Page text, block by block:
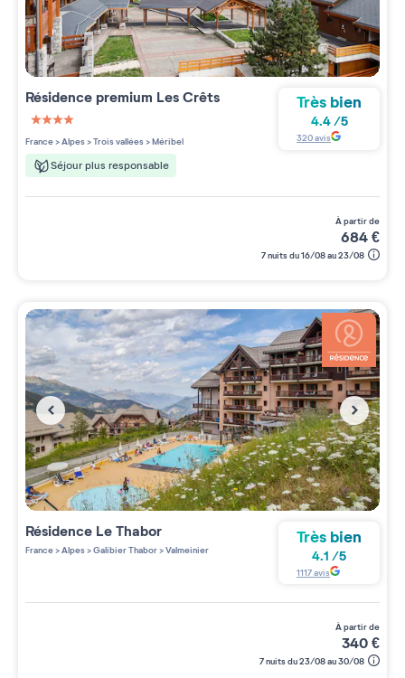
Résidence premium Les Crêts
4 étoiles sur 5
France>Alpes>Trois vallées>Méribel
Séjour plus responsable
Très bien
4.4/5
320avis
à partir de
684€
7 nuits du 16/08 au 23/08
Résidence Le Thabor
France>Alpes>Galibier Thabor>Valmeinier
Très bien
4.1 /5
1117avis
à partir de
340€
7 nuits du 23/08 au 30/08